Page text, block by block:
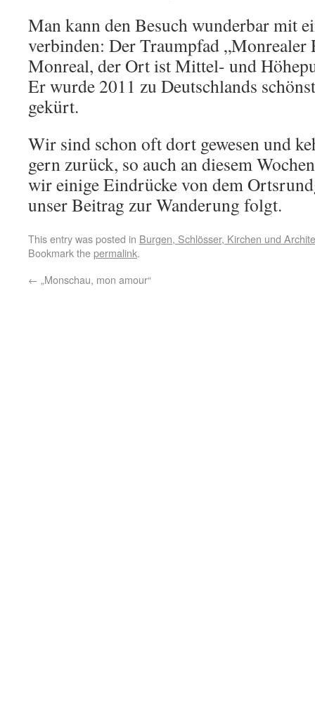
Man kann den Besuch wunderbar mit
verbinden: Der Traumpfad „Monrealer
Monreal, der Ort ist Mittel- und
Er wurde 2011 zu Deutschlands
gekürt.
Wir sind schon oft dort gewesen und
gern zurück, so auch an diesem
wir einige Eindrücke von dem
unser Beitrag zur Wanderung folgt.
This entry was posted in Burgen, Schlösser, Kirchen und
Bookmark thepermalink.
← „Monschau, mon amour“